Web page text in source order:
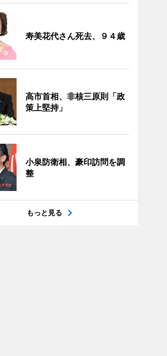
寿美花代さん死去、９４歳
高市首相、非核三原則「政
策上堅持」
小泉防衛相、豪印訪問を調
整
もっと見る